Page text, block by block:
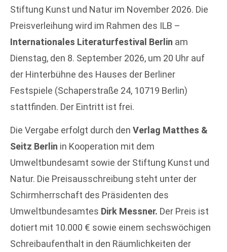
Stiftung Kunst und Natur im November 2026. Die
Preisverleihung wird im Rahmen des ILB –
Internationales Literaturfestival Berlin am
Dienstag, den 8. September 2026, um 20 Uhr auf
der Hinterbühne des Hauses der Berliner
Festspiele (Schaperstraße 24, 10719 Berlin)
stattfinden. Der Eintritt ist frei.
Die Vergabe erfolgt durch den Verlag Matthes &
Seitz Berlin in Kooperation mit dem
Umweltbundesamt sowie der Stiftung Kunst und
Natur. Die Preisausschreibung steht unter der
Schirmherrschaft des Präsidenten des
Umweltbundesamtes Dirk Messner. Der Preis ist
dotiert mit 10.000 € sowie einem sechswöchigen
Schreibaufenthalt in den Räumlichkeiten der